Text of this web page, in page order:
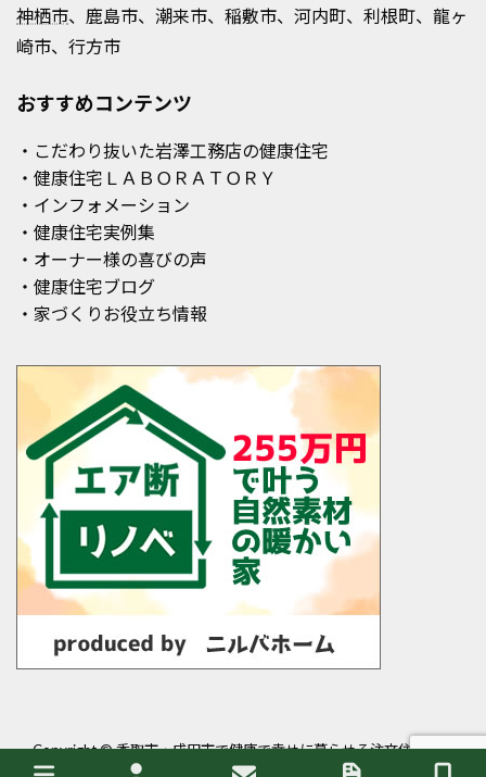
神栖市、鹿島市、潮来市、稲敷市、河内町、利根町、龍ヶ
崎市、行方市
おすすめコンテンツ
・こだわり抜いた岩澤工務店の健康住宅
・健康住宅ＬＡＢＯＲＡＴＯＲＹ
・インフォメーション
・健康住宅実例集
・オーナー様の喜びの声
・健康住宅ブログ
・家づくりお役立ち情報
Copyright ©香取市・成田市で健康で幸せに暮らせる注文住宅・平